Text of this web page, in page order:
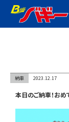
WEB予約
無料査定窓口
車両検索
納車 2023.12.17
本日のご納車！おめ